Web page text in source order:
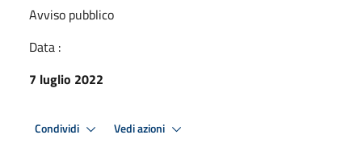
Avviso pubblico
Data :
7 luglio 2022
Condividi Vedi azioni